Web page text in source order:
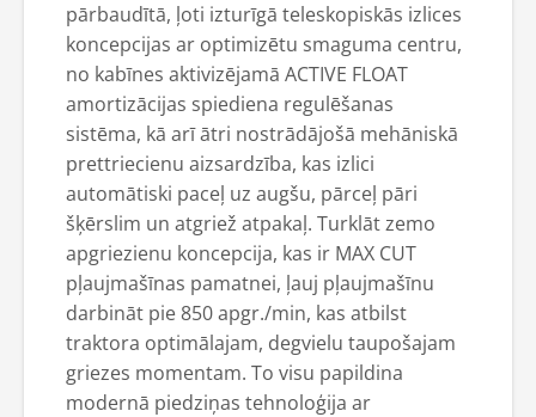
pārbaudītā, ļoti izturīgā teleskopiskās izlices
koncepcijas ar optimizētu smaguma centru,
no kabīnes aktivizējamā ACTIVE FLOAT
amortizācijas spiediena regulēšanas
sistēma, kā arī ātri nostrādājošā mehāniskā
prettriecienu aizsardzība, kas izlici
automātiski paceļ uz augšu, pārceļ pāri
šķērslim un atgriež atpakaļ. Turklāt zemo
apgriezienu koncepcija, kas ir MAX CUT
pļaujmašīnas pamatnei, ļauj pļaujmašīnu
darbināt pie 850 apgr./min, kas atbilst
traktora optimālajam, degvielu taupošajam
griezes momentam. To visu papildina
modernā piedziņas tehnoloģija ar